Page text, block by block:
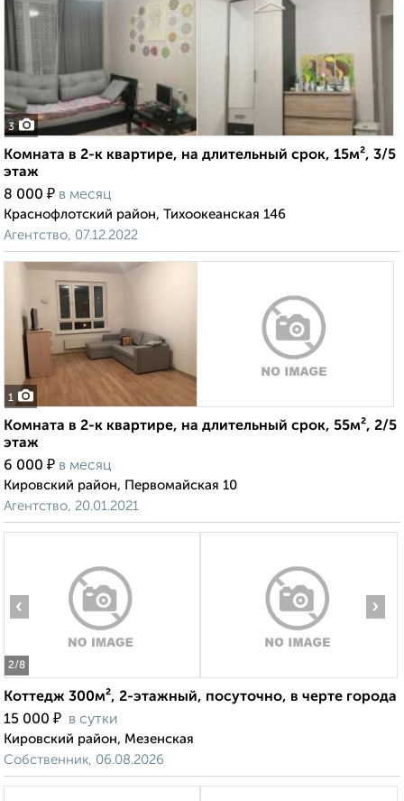
3
Комната в 2-к квартире, на длительный срок, 15м², 3/5
этаж
8 000 ₽ в месяц
Краснофлотский район, Тихоокеанская 146
Агентство, 07.12.2022
1
Комната в 2-к квартире, на длительный срок, 55м², 2/5
этаж
6 000 ₽ в месяц
Кировский район, Первомайская 10
Агентство, 20.01.2021
2/8
‹ ›
Коттедж 300м², 2-этажный, посуточно, в черте города
15 000 ₽ в сутки
Кировский район, Мезенская
Собственник, 06.08.2026